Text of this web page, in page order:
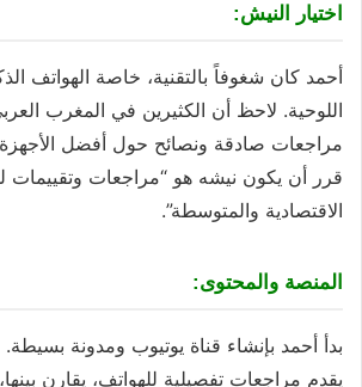
اختیار النيش:
أحمد كان شغوفاً بالتقنية، خاصة الهواتف
اللوحية. لاحظ أن الكثيرين في المغرب
مراجعات صادقة ونصائح حول أفضل
قرر أن يكون نيشه هو “مراجعات وتقييمات
الاقتصادية والمتوسطة”.
المنصة والمحتوى:
بدأ أحمد بإنشاء قناة يوتيوب ومدونة
يقدم مراجعات تفصيلية للهواتف، يقارن